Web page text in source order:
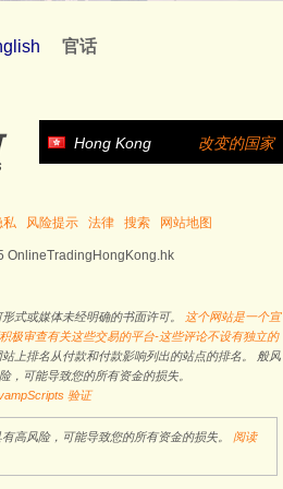
官话
Hong Kong 改变的国家
私 风险提示 法律 搜索 网站地图
OnlineTradingHongKong.hk
式或媒体未经明确的书面许可。 这个网站是一个宣
极审查有关这些交易的平台-这些评论不设有独立的
上排名从付款和付款影响列出的站点的排名。 般风
，可能导致您的所有资金的损失。
验证
高风险，可能导致您的所有资金的损失。 阅读